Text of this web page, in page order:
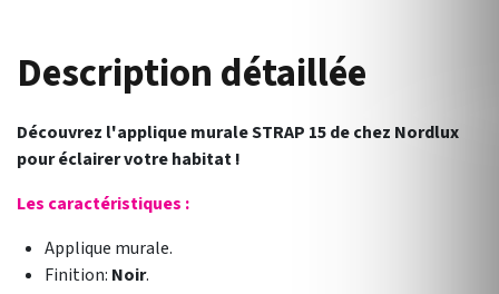
Description détaillée
Découvrez l'applique murale STRAP 15 de chez Nordlux
pour éclairer votre habitat !
Les caractéristiques :
Applique murale.
Finition: Noir.